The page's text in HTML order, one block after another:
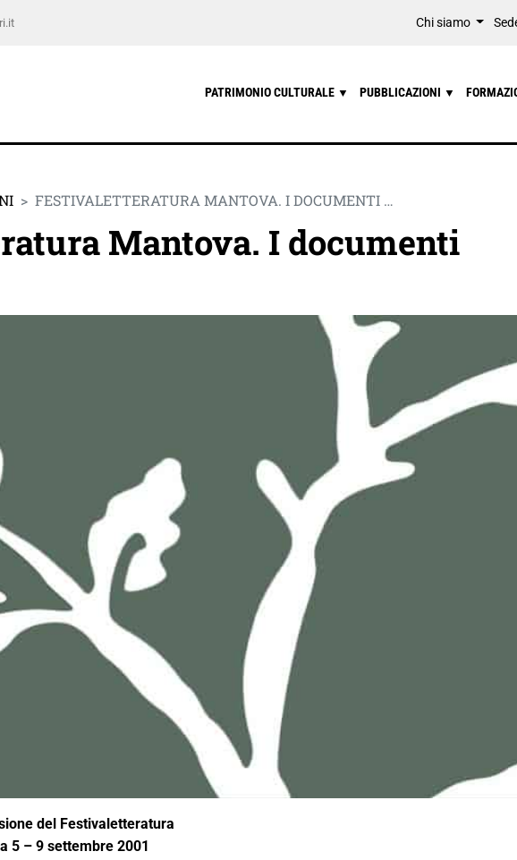
Chi siamo
PATRIMONIO CULTURALE ▼ PUBBLICAZIONI ▼
FESTIVALETTERATURA MANTOVA. I DOCUMENTI …
Mantova. I documenti
del Festivaletteratura
5 – 9 settembre 2001